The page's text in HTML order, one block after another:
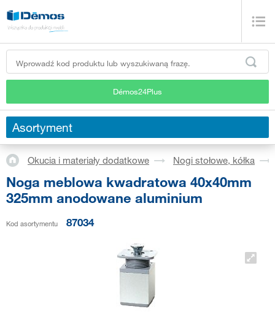
Démos24Plus
Asortyment
Okucia i materiały dodatkowe Nogi stołowe, kółka
Noga meblowa kwadratowa 40x40mm
325mm anodowane aluminium
Kod asortymentu 87034